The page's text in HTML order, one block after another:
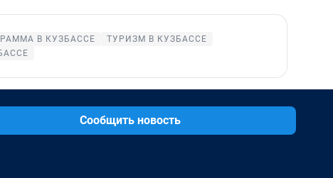
В КУЗБАССЕ
ТУРИЗМ В КУЗБАССЕ
Сообщить новость